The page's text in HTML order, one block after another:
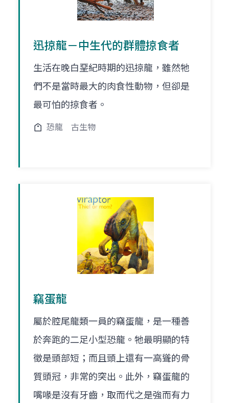
迅掠龍－中生代的群體掠食者
生活在晚白堊紀時期的迅掠龍，雖然牠
們不是當時最大的肉食性動物，但卻是
最可怕的掠食者。
恐龍 古生物
竊蛋龍
屬於腔尾龍類一員的竊蛋龍，是一種善
於奔跑的二足小型恐龍。牠最明顯的特
徵是頭部短；而且頭上還有一高聳的骨
質頭冠，非常的突出。此外，竊蛋龍的
嘴喙是沒有牙齒，取而代之是強而有力